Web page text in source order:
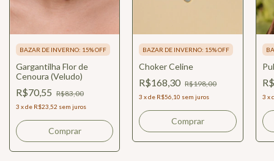
BAZAR DE INVERNO: 15% OFF
Gargantilha Flor de
Cenoura (Veludo)
R$70,55 R$83,00
3 xde R$23,52 sem juros
Comprar
BAZAR DE INVERNO: 15% OFF
Choker Celine
R$168,30 R$198,00
3 xde R$56,10 sem juros
Comprar
3 x